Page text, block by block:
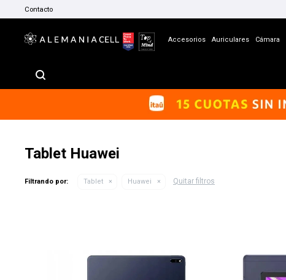
Accesorios Auriculares Cámara
Contacto
Tablet Huawei
Filtrando por: Tablet Huawei Quitar filtros